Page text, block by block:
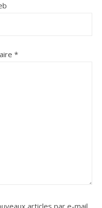
*
articles par e-mail.